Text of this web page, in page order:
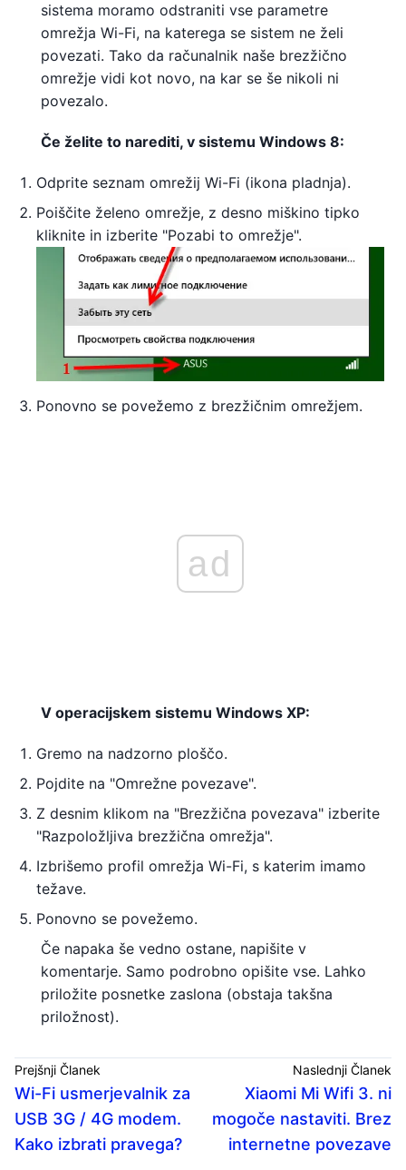
sistema moramo odstraniti vse parametre
omrežja Wi-Fi, na katerega se sistem ne želi
povezati. Tako da računalnik naše brezžično
omrežje vidi kot novo, na kar se še nikoli ni
povezalo.
Če želite to narediti, v sistemu Windows 8:
Odprite seznam omrežij Wi-Fi (ikona pladnja).
Poiščite želeno omrežje, z desno miškino tipko
kliknite in izberite "Pozabi to omrežje".
Ponovno se povežemo z brezžičnim omrežjem.
ad
V operacijskem sistemu Windows XP:
Gremo na nadzorno ploščo.
Pojdite na "Omrežne povezave".
Z desnim klikom na "Brezžična povezava" izberite
"Razpoložljiva brezžična omrežja".
Izbrišemo profil omrežja Wi-Fi, s katerim imamo
težave.
Ponovno se povežemo.
Če napaka še vedno ostane, napišite v
komentarje. Samo podrobno opišite vse. Lahko
priložite posnetke zaslona (obstaja takšna
priložnost).
Prejšnji Članek
Wi-Fi usmerjevalnik za
USB 3G / 4G modem.
Kako izbrati pravega?
Naslednji Članek
Xiaomi Mi Wifi 3. ni
mogoče nastaviti. Brez
internetne povezave